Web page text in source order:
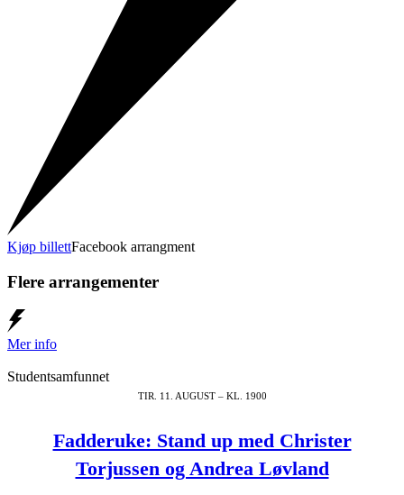
Kjøp billettFacebook arrangment
Flere arrangementer
Mer info
Studentsamfunnet
TIR. 11. AUGUST – KL. 1900
Fadderuke: Stand up med Christer
Torjussen og Andrea Løvland